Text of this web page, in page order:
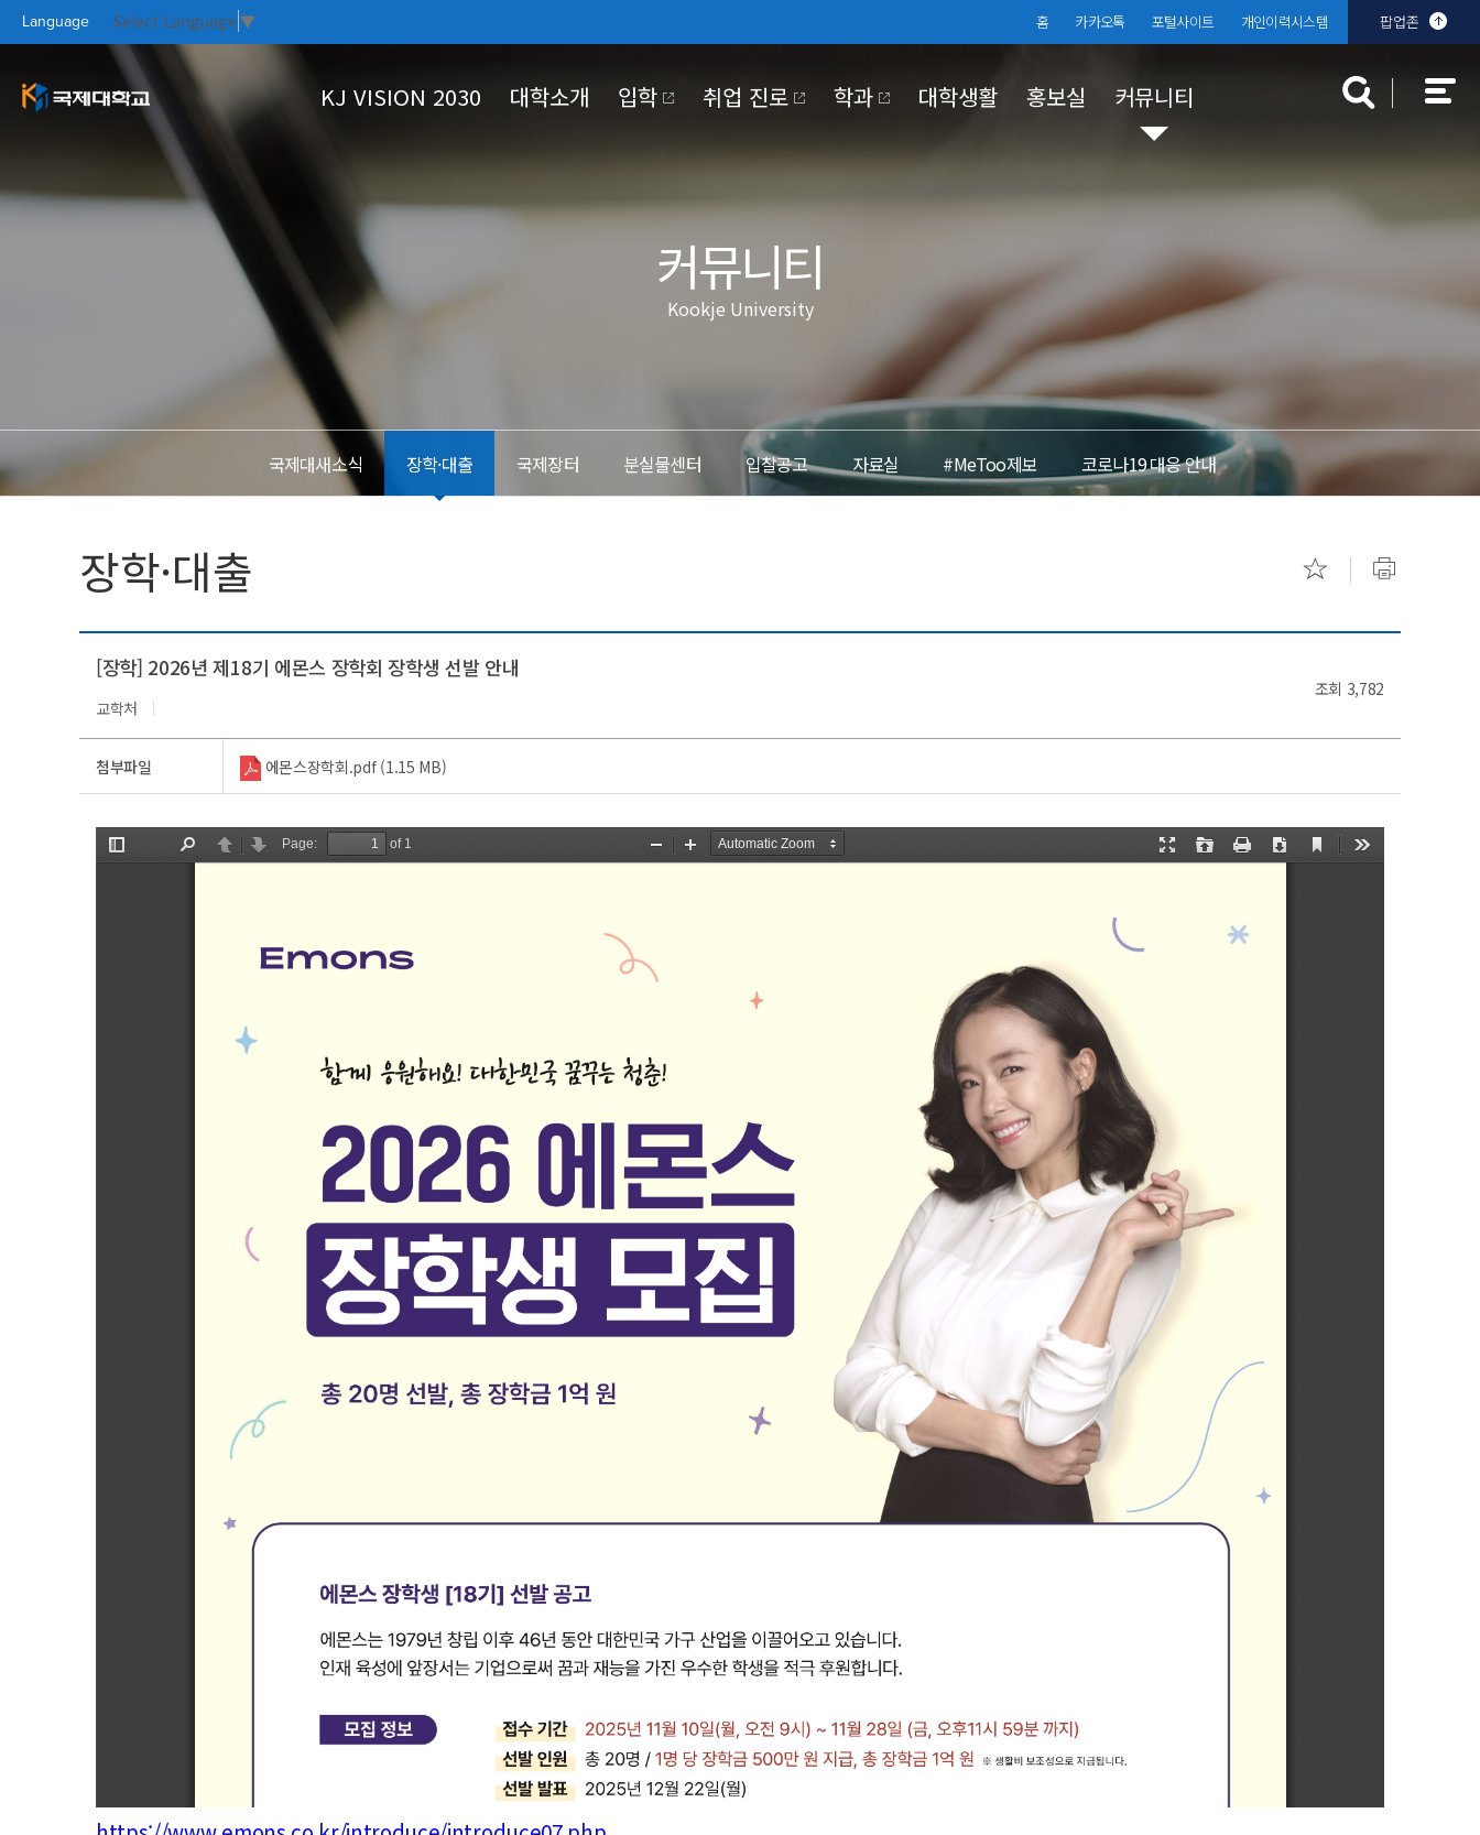
Language Select Language ▼ 홈 카카오톡 포털사이트 개인이력시스템 팝업존
KJ VISION 2030
KJ VISION 2030 KOOKJE VISION 2025
전략 영역 별 핵심 전략 및
이행과제
대학소개
대학소개 KOOKJE UNIVERSITY
대학개요
총장인사말
열린총장실
설립이념과 학훈
대학연혁
UI
대학기관 정보공개
정보공개제도안내
비공개대상정보 세부기준
정보목록
대학정보공시
대학자체평가
대학규정
대학규정
찾아오시
입학 취업 진로 학과 대학생활
대학생활 CAMPUS LIFE
학사정보
학생상담
수강신청
학사안내
학사일정 교육만족도조사 장학 · 학자금 대출
학자금 대출
교내장학금
근로장학금
학생상담
충효관
홍보실
홍보실 PR CENTER
Focus On 홍보동영상 국제저널 대학발전기금
커뮤니티
커뮤니티 KOOKJE COMMUNITY
국제대새소식 장학·대출 국제장터 분실물센터 입찰공고
자료실 코로나19 대응 안내
커뮤니티
Kookje University
국제대새소식 장학·대출 국제장터 분실물센터 입찰공고 자료실 #MeToo제보 코로나19 대응 안내
장학·대출
[장학] 2026년 제18기 에몬스 장학회 장학생 선발 안내
조회 3,782
교학처
첨부파일 에몬스장학회.pdf (1.15 MB)